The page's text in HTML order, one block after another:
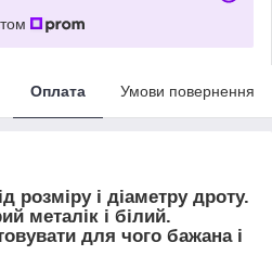
Оплата Умови повернення
розміру і діаметру дроту.
металік і білий.
для чого бажана і